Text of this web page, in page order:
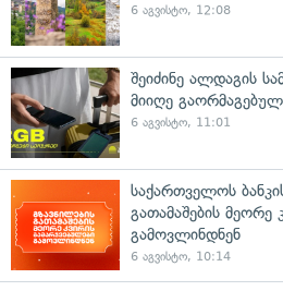
6 აგვისტო, 12:08
შეიძინე ალდაგის
მიიღე
6 აგვისტო, 11:01
საქართველოს
გათამაშების მეორე
გამოვლინდნენ
6 აგვისტო, 10:14